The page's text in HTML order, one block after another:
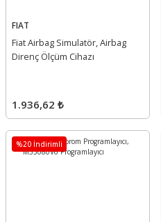
FIAT
Fiat Airbag Simulatör, Airbag
Direnç Ölçüm Cihazı
1.936,62 ₺
%20 İndirimli